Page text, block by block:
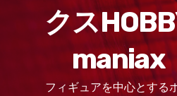
クス
maniax
フィギュアを中心とする